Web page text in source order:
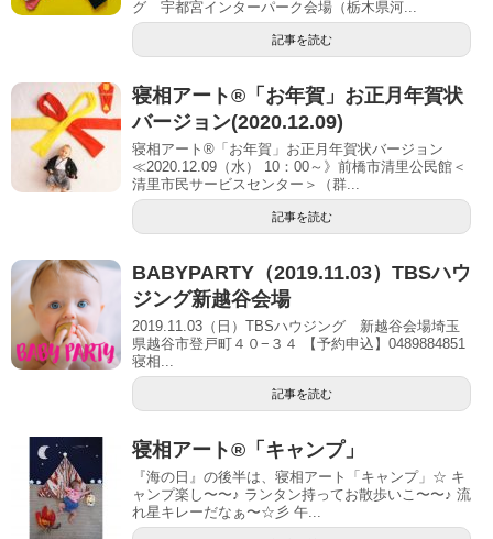
グ 宇都宮インターパーク会場（栃木県河...
記事を読む
寝相アート®︎「お年賀」お正月年賀状
バージョン(2020.12.09)
寝相アート®︎「お年賀」お正月年賀状バージョン
≪2020.12.09（水） 10：00～》前橋市清里公民館＜
清里市民サービスセンター＞（群...
記事を読む
BABYPARTY（2019.11.03）TBSハウ
ジング新越谷会場
2019.11.03（日）TBSハウジング 新越谷会場埼玉
県越谷市登戸町４０−３４ 【予約申込】0489884851
寝相...
記事を読む
寝相アート®︎「キャンプ」
『海の日』の後半は、寝相アート「キャンプ」☆ キ
ャンプ楽し〜〜♪ ランタン持ってお散歩いこ〜〜♪ 流
れ星キレーだなぁ〜☆彡 午...